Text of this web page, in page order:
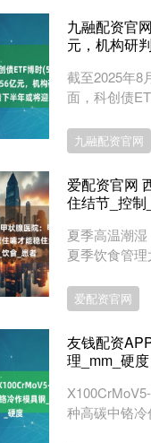
九融配资官
元，机构研
截至2025年8
面，科创债
九融配资官网
爱配资官网
住结节_控
夏季高温潮
夏季饮食管
爱配资官网
友钱配资
理_mm_硬度
种高碳中铬